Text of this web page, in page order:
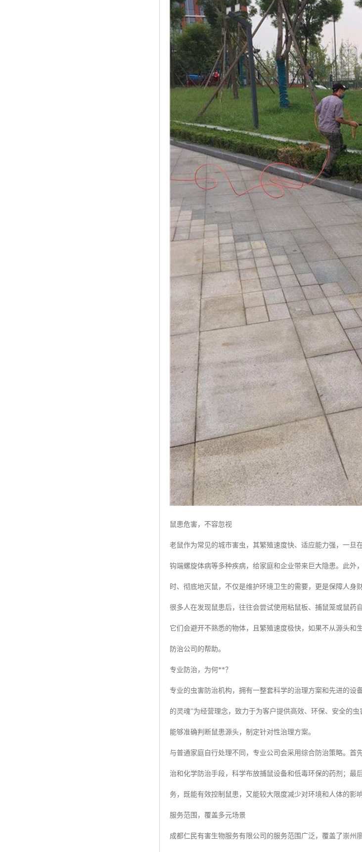
鼠患危害，不容忽视
老鼠作为常见的城市害虫，其繁殖速度快、适应能力强，一旦
钩端螺旋体病等多种疾病，给家庭和企业带来巨大隐患。此
时、彻底地灭鼠，不仅是维护环境卫生的需要，更是保障人身
很多人在发现鼠患后，往往会尝试使用粘鼠板、捕鼠笼或鼠药
它们会避开不熟悉的物体，且繁殖速度极快，如果不从源头
防治公司的帮助。
专业防治，为何**？
专业的虫害防治机构，拥有一整套科学的治理方案和先进的设
的灵魂”为经营理念，致力于为客户提供高效、环保、安全的
能够准确判断鼠患源头，制定针对性治理方案。
与普通家庭自行处理不同，专业公司会采用综合防治策略。
治和化学防治手段，科学布放捕鼠设备和低毒环保的药剂；
务，既能有效控制鼠患，又能较大限度减少对环境和人体的影响
服务范围，覆盖多元场景
成都仁民有害生物服务有限公司的服务范围广泛，覆盖了崇